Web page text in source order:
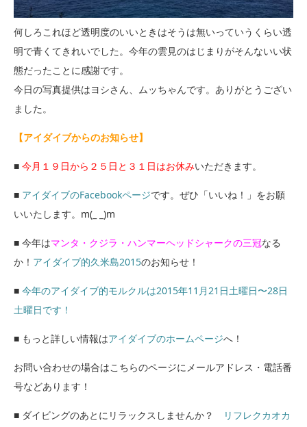
何しろこれほど透明度のいいときはそうは無いっていうくらい透
明で青くてきれいでした。今年の雲見のはじまりがそんないい状
態だったことに感謝です。
今日の写真提供はヨシさん、ムッちゃんです。ありがとうござい
ました。
【アイダイブからのお知らせ】
■ 今月１９日から２５日と３１日はお休みいただきます。
■ アイダイブのFacebookページです。ぜひ「いいね！」をお願
いいたします。m(_ _)m
■ 今年はマンタ・クジラ・ハンマーヘッドシャークの三冠なる
か！ アイダイブ的久米島2015のお知らせ！
■ 今年のアイダイブ的モルクルは2015年11月21日土曜日〜28日
土曜日です！
■ もっと詳しい情報はアイダイブのホームページへ！
お問い合わせの場合はこちらのページにメールアドレス・電話番
号などあります！
■ ダイビングのあとにリラックスしませんか？
リフレクカオカ